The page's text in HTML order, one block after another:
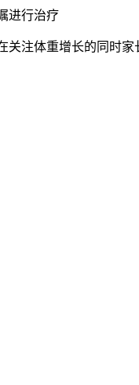
进行治疗
注体重增长的同时